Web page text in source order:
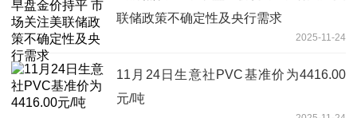
联储政策不确定性及央行需求
2025-11-24
11月24日生意社PVC基准价为4416.00
元/吨